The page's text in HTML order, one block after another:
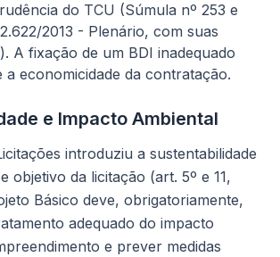
do TCU (Súmula nº 253 e
2013 - Plenário, com suas
A fixação de um BDI inadequado
a economicidade da contratação.
e Impacto Ambiental
introduziu a sustentabilidade
objetivo da licitação (art. 5º e 11,
Básico deve, obrigatoriamente,
adequado do impacto
e prever medidas